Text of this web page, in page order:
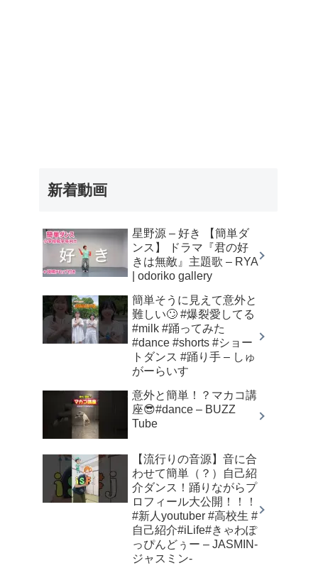
新着動画
星野源 – 好き 【簡単ダ
ンス】 ドラマ『君の好
きは無敵』主題歌 – RYA
| odoriko gallery
簡単そうに見えて意外と
難しい🙄 #爆裂愛してる
#milk #踊ってみた
#dance #shorts #ショー
トダンス #踊り手 – しゅ
がーらいす
意外と簡単！？マカコ講
座😎#dance – BUZZ
Tube
【流行りの音源】音に合
わせて簡単（？）自己紹
介ダンス！踊りながらプ
ロフィール大公開！！！
#新人youtuber #高校生 #
自己紹介#iLife#きゃわぽ
っぴんどぅー – JASMIN-
ジャスミン-